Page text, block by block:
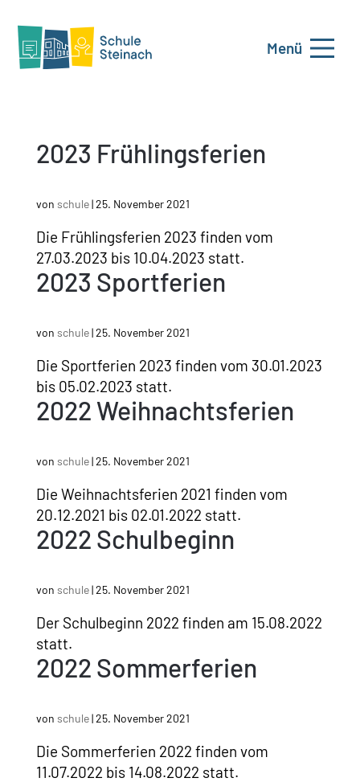
Menü
2023 Frühlingsferien
von schule|25. November 2021
Die Frühlingsferien 2023 finden vom
27.03.2023 bis 10.04.2023 statt.
2023 Sportferien
von schule|25. November 2021
Die Sportferien 2023 finden vom 30.01.2023
bis 05.02.2023 statt.
2022 Weihnachtsferien
von schule|25. November 2021
Die Weihnachtsferien 2021 finden vom
20.12.2021 bis 02.01.2022 statt.
2022 Schulbeginn
von schule|25. November 2021
Der Schulbeginn 2022 finden am 15.08.2022
statt.
2022 Sommerferien
von schule|25. November 2021
Die Sommerferien 2022 finden vom
11.07.2022 bis 14.08.2022 statt.